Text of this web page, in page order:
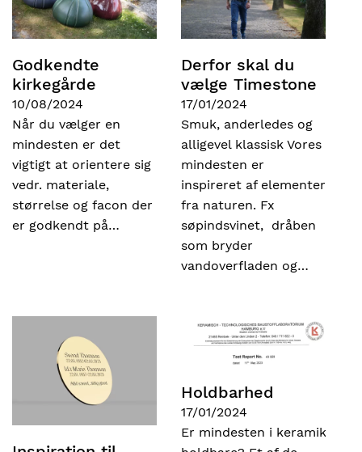
Godkendte
kirkegårde
10/08/2024
Når du vælger en
mindesten er det
vigtigt at orientere sig
vedr. materiale,
størrelse og facon der
er godkendt på…
Derfor skal du
vælge Timestone
17/01/2024
Smuk, anderledes og
alligevel klassisk Vores
mindesten er
inspireret af elementer
fra naturen. Fx
søpindsvinet, dråben
som bryder
vandoverfladen og…
Holdbarhed
17/01/2024
Er mindesten i keramik